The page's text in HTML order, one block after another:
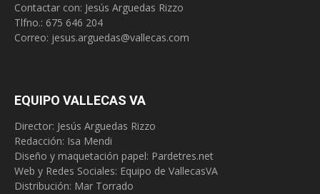
Contactar con: Jesús Arguedas Rizzo
Tlfno.: 675 646 204
Correo: jesus.arguedas@vallecas.com
EQUIPO VALLECAS VA
Director: Jesús Arguedas Rizzo
Redacción: Isa Mendi
Diseño y maquetación papel: Pardetres.net
Web y Redes Sociales: Equipo de VallecasVA
Distribución: Mar Torrado